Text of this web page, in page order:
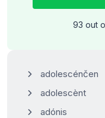
93 out
adolescénčen
adolescènt
adónis